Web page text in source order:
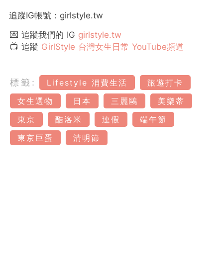
追蹤IG帳號：girlstyle.tw
💌 追蹤我們的 IG girlstyle.tw
📺 追蹤 GirlStyle 台灣女生日常 YouTube頻道
標籤: Lifestyle 消費生活
旅遊打卡
女生選物
日本 三麗鷗
美樂蒂
東京
酷洛米 連假
端午節
東京巨蛋
清明節